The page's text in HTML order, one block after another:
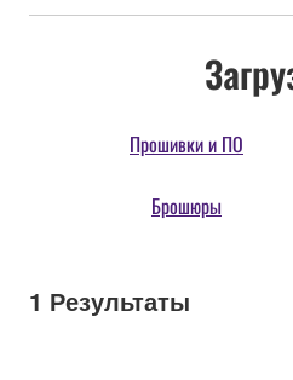
Прошивки и ПО
Брошюры
1 Результаты